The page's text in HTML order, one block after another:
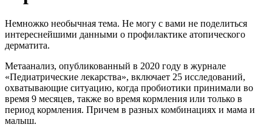
Немножко необычная тема. Не могу с вами не поделиться
интереснейшими данными о профилактике атопического
дерматита.
Метаанализ, опубликованный в 2020 году в журнале
«Педиатрические лекарства», включает 25 исследований,
охватывающие ситуацию, когда пробиотики принимали во
время 9 месяцев, также во время кормления или только в
период кормления. Причем в разных комбинациях и мама и
малыш.